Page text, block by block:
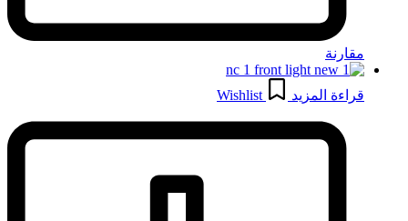
مقارنة
قراءة المزيد Wishlist